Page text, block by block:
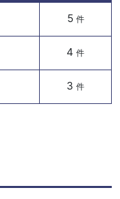
5 件
4 件
3 件